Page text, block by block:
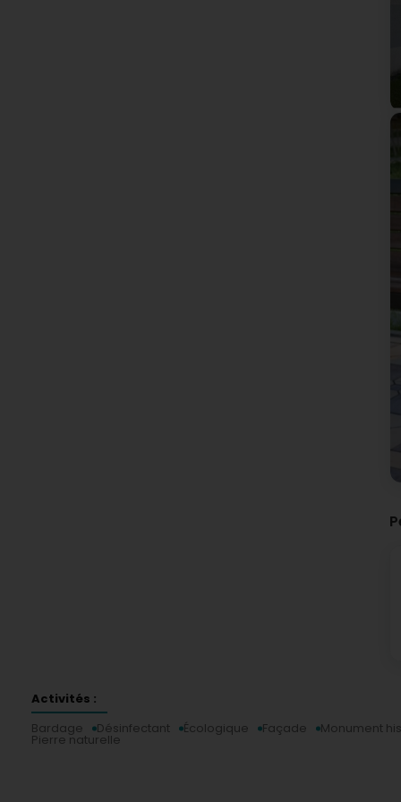
Activités :
Bardage
Désinfectant Écologique Façade Monument
Pierre naturelle